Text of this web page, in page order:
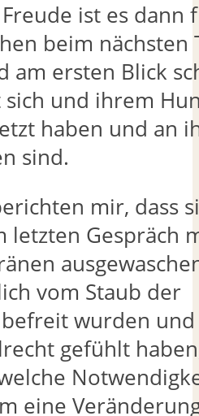
ist es dann
beim nächsten
am ersten Blick
sich und ihrem
haben und an
sind.
mir, dass
letzten Gespräch
vom Staub der
wurden
gefühlt
eine